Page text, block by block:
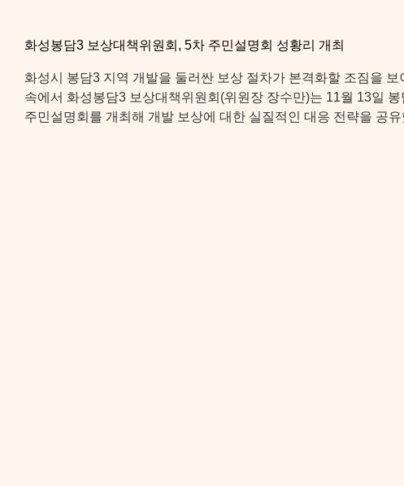
화성봉담3 보상대책위원회, 5차 주민설명회 성황리 개최
화성시 봉담3 지역 개발을 둘러싼 보상 절차가 본격화할 조짐을
속에서 화성봉담3 보상대책위원회(위원장 장수만)는 11월 13일
주민설명회를 개최해 개발 보상에 대한 실질적인 대응 전략을 공